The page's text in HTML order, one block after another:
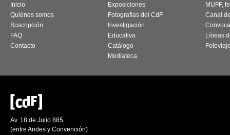
Inicio
Quiénes somos
Suscripción
FAQ
Contacto
Exposiciones
Fotografías del CdF
Investigación
Educativa
Catálogo
Mediateca
MUFF,
Canal
Líneas
Av. 18 de Julio 885
(entre Andes y Convención)